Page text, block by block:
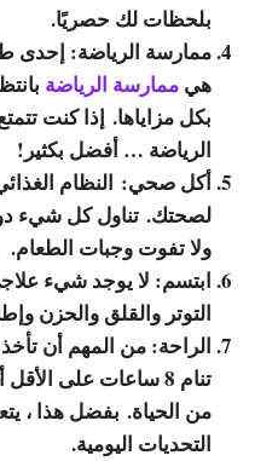
بلحظات لك حصريًا.
ممارسة الرياضة: إحدى
هي ممارسة الرياضة
بكل مزاياها. إذا كنت
الرياضة … أفضل بكثير!
أكل صحي: النظام
لصحتك. تناول كل شيء
ولا تفوت وجبات الطعام.
ابتسم: لا يوجد شيء
التوتر والقلق والحزن
الراحة: من المهم أن
تنام 8 ساعات على
من الحياة. بفضل هذا ،
التحديات اليومية.